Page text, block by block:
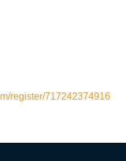
register/717242374916